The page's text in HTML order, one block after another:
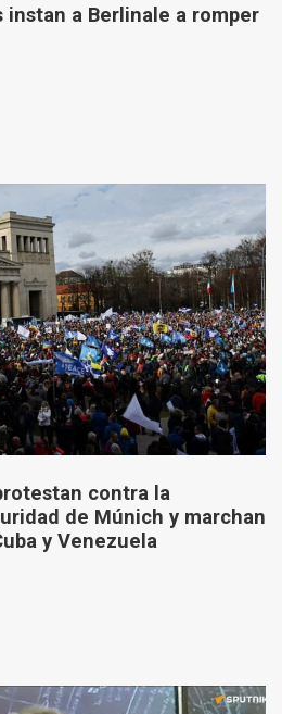
instan a Berlinale a romper
contra la
de Múnich y marchan
y Venezuela